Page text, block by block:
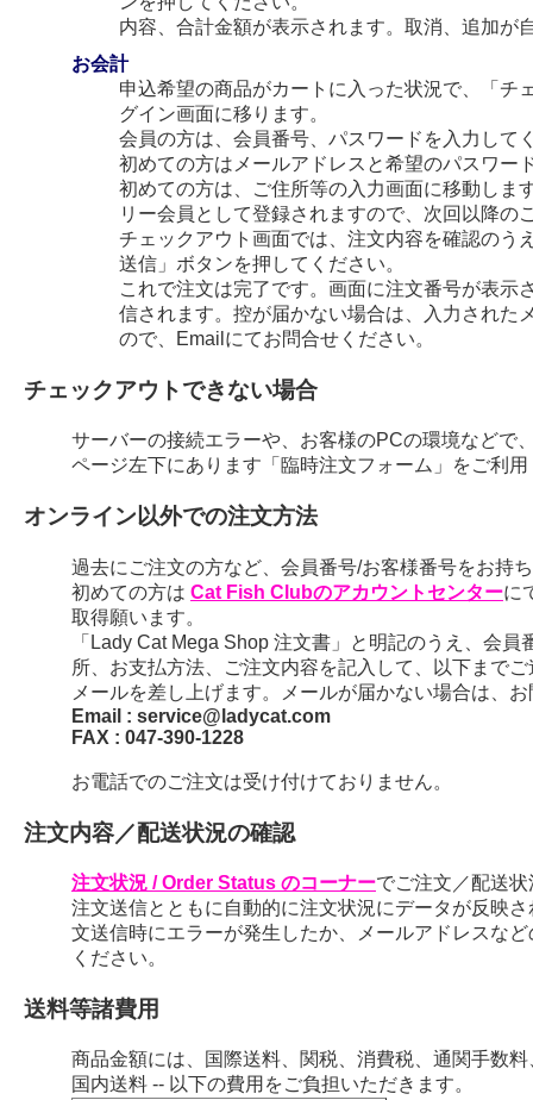
内容、合計金額が表示されます。取消、追加が
お会計
申込希望の商品がカートに入った状況で、「チ
グイン画面に移ります。
会員の方は、会員番号、パスワードを入力して
初めての方はメールアドレスと希望のパスワー
初めての方は、ご住所等の入力画面に移動しま
リー会員として登録されますので、次回以降の
チェックアウト画面では、注文内容を確認のう
送信」ボタンを押してください。
これで注文は完了です。画面に注文番号が表
信されます。控が届かない場合は、入力された
ので、Emailにてお問合せください。
チェックアウトできない場合
サーバーの接続エラーや、お客様のPCの環境などで
ページ左下にあります「臨時注文フォーム」をご利
オンライン以外での注文方法
過去にご注文の方など、会員番号/お客様番号をお持
初めての方は Cat Fish Clubのアカウントセンターに
取得願います。
「Lady Cat Mega Shop 注文書」と明記のうえ、会
所、お支払方法、ご注文内容を記入して、以下まで
メールを差し上げます。メールが届かない場合は、
Email : service@ladycat.com
FAX : 047-390-1228
お電話でのご注文は受け付けておりません。
注文内容／配送状況の確認
注文状況 / Order Status のコーナーでご注文／配送
注文送信とともに自動的に注文状況にデータが反映
文送信時にエラーが発生したか、メールアドレスな
ください。
送料等諸費用
商品金額には、国際送料、関税、消費税、通関手数
国内送料 -- 以下の費用をご負担いただきます。